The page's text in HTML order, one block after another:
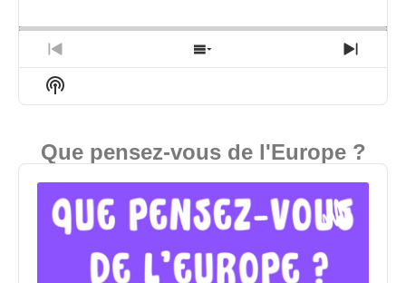
de
lecture
arrière
avant
Episode
précédent
Afficher
la
des
Informations
Sur
Podcast
De
Que pensez-vous de l'Europe ?
Audio
Player